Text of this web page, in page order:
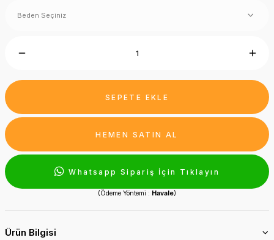
SEPETE EKLE
HEMEN SATIN AL
Whatsapp Sipariş İçin Tıklayın
(Ödeme Yöntemi : Havale)
Ürün Bilgisi